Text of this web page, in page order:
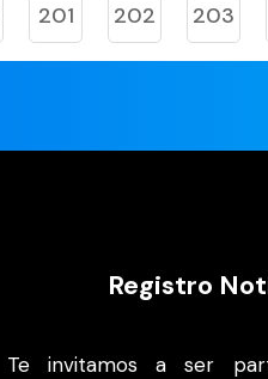
201 202 203
Registro
Te invitamos a ser